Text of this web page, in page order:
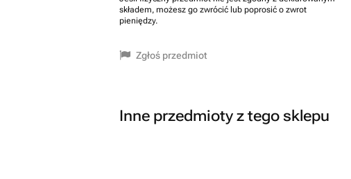
składem, możesz go zwrócić lub poprosić o zwrot
pieniędzy.
Zgłoś przedmiot
Inne przedmioty z tego sklepu